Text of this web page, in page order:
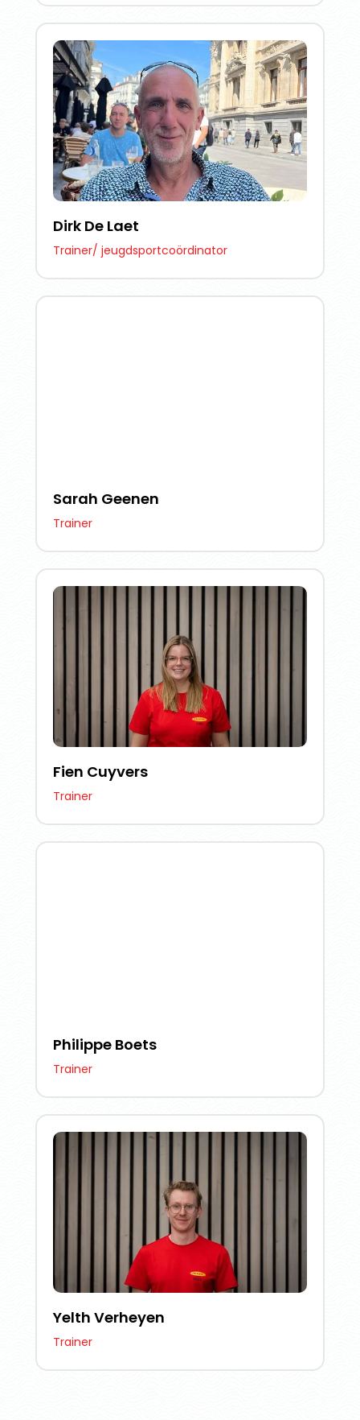
Dirk De Laet
Trainer/ jeugdsportcoördinator
Sarah Geenen
Trainer
Fien Cuyvers
Trainer
Philippe Boets
Trainer
Yelth Verheyen
Trainer